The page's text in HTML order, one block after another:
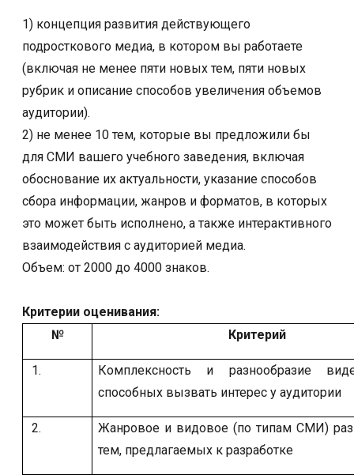
1) концепция развития действующего
подросткового медиа, в котором вы работаете
(включая не менее пяти новых тем, пяти новых
рубрик и описание способов увеличения объемов
аудитории).
2) не менее 10 тем, которые вы предложили бы
для СМИ вашего учебного заведения, включая
обоснование их актуальности, указание способов
сбора информации, жанров и форматов, в которых
это может быть исполнено, а также интерактивного
взаимодействия с аудиторией медиа.
Объем: от 2000 до 4000 знаков.
Критерии оценивания:
№
Критерий
1.
Комплексность и разнообразие
способных вызвать интерес у аудитории
2.
Жанровое и видовое (по типам СМИ)
тем, предлагаемых к разработке